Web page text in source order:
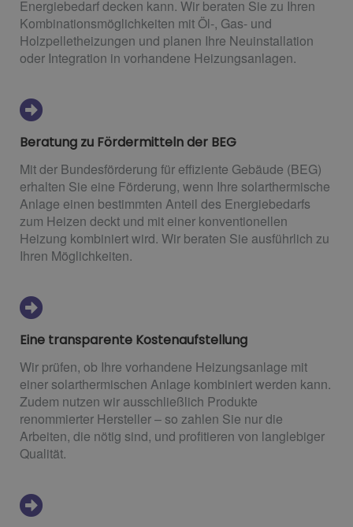
Energiebedarf decken kann. Wir beraten Sie zu Ihren
Kombinationsmöglichkeiten mit Öl-, Gas- und
Holzpelletheizungen und planen Ihre Neuinstallation
oder Integration in vorhandene Heizungsanlagen.
Beratung zu Fördermitteln der BEG
Mit der Bundesförderung für effiziente Gebäude (BEG)
erhalten Sie eine Förderung, wenn Ihre solarthermische
Anlage einen bestimmten Anteil des Energiebedarfs
zum Heizen deckt und mit einer konventionellen
Heizung kombiniert wird. Wir beraten Sie ausführlich zu
Ihren Möglichkeiten.
Eine transparente Kostenaufstellung
Wir prüfen, ob Ihre vorhandene Heizungsanlage mit
einer solarthermischen Anlage kombiniert werden kann.
Zudem nutzen wir ausschließlich Produkte
renommierter Hersteller – so zahlen Sie nur die
Arbeiten, die nötig sind, und profitieren von langlebiger
Qualität.